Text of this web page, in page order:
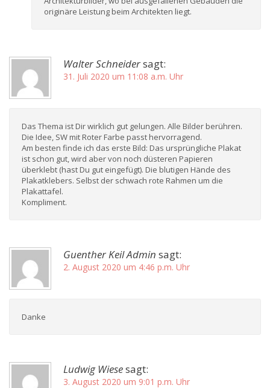
originäre Leistung beim Architekten liegt.
Walter Schneidersagt:
31. Juli 2020 um 11:08 a.m. Uhr
Das Thema ist Dir wirklich gut gelungen. Alle Bilder berühren.
Die Idee, SW mit Roter Farbe passt hervorragend.
Am besten finde ich das erste Bild: Das ursprüngliche Plakat
ist schon gut, wird aber von noch düsteren Papieren
überklebt (hast Du gut eingefügt). Die blutigen Hände des
Plakatklebers. Selbst der schwach rote Rahmen um die
Plakattafel.
Kompliment.
Guenther Keil Admin sagt:
2. August 2020 um 4:46 p.m. Uhr
Danke
Ludwig Wiesesagt:
3. August 2020 um 9:01 p.m. Uhr